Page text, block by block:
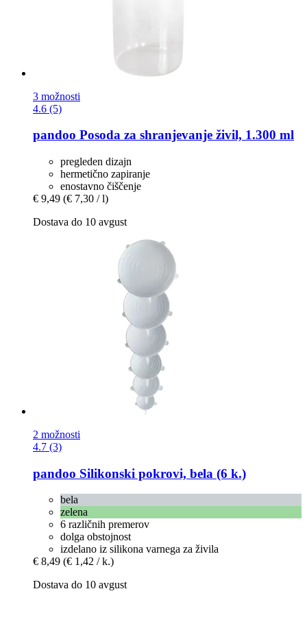
3 možnosti
4.6 (5)
pandoo Posoda za shranjevanje živil, 1.300 ml
pregleden dizajn
hermetično zapiranje
enostavno čiščenje
€ 9,49 (€ 7,30 / l)
Dostava do 10 avgust
2 možnosti
4.7 (3)
pandoo Silikonski pokrovi, bela (6 k.)
bela
zelena
6 različnih premerov
dolga obstojnost
izdelano iz silikona varnega za živila
€ 8,49 (€ 1,42 / k.)
Dostava do 10 avgust